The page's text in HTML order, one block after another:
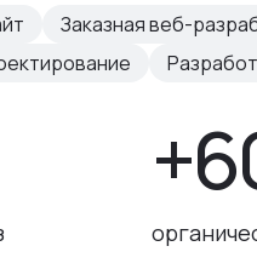
Заказная веб-